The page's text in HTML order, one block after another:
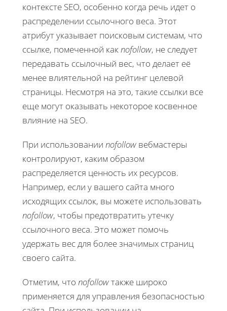
контексте SEO, особенно когда речь идет о
распределении ссылочного веса. Этот
атрибут указывает поисковым системам, что
ссылке, помеченной какnofollow, не следует
передавать ссылочный вес, что делает её
менее влиятельной на рейтинг целевой
страницы. Несмотря на это, такие ссылки все
еще могут оказывать некоторое косвенное
влияние на SEO.
При использовании nofollow вебмастеры
контролируют, каким образом
распределяется ценность их ресурсов.
Например, если у вашего сайта много
исходящих ссылок, вы можете использовать
nofollow, чтобы предотвратить утечку
ссылочного веса. Это может помочь
удержать вес для более значимых страниц
своего сайта.
Отметим, что nofollowтакже широко
применяется для управления безопасностью